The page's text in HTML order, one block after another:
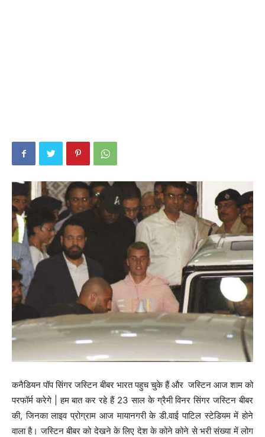
कनैडियन पॉप सिंगर जस्टिन बीबर भारत पहुच चुके हैं और जस्टिन आज शाम को
परफॉर्म करेगे | हम बात कर रहे हैं 23 साल के ग्रैमी विनर सिंगर जस्टिन बीबर
की, जिनका लाइव प्रोग्राम आज मायानगरी के डी.वाई पाटिल स्टेडियम में होने
वाला है। जस्टिन बीबर को देखने के लिए देश के कोने कोने से भरी संख्या में लोग